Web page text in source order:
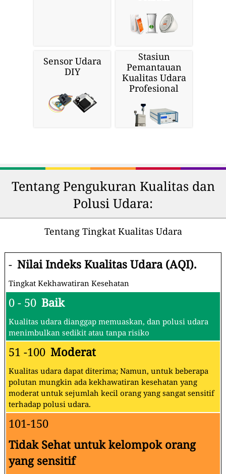
Sensor Udara
DIY
Stasiun
Pemantauan
Kualitas Udara
Profesional
Tentang Pengukuran Kualitas dan
Polusi Udara:
Tentang Tingkat Kualitas Udara
- Nilai Indeks Kualitas Udara (AQI).
Tingkat Kekhawatiran Kesehatan
0 - 50 Baik
Kualitas udara dianggap memuaskan, dan polusi udara
menimbulkan sedikit atau tanpa risiko
51 -100 Moderat
Kualitas udara dapat diterima; Namun, untuk beberapa
polutan mungkin ada kekhawatiran kesehatan yang
moderat untuk sejumlah kecil orang yang sangat sensitif
terhadap polusi udara.
101-150
Tidak Sehat untuk kelompok orang
yang sensitif